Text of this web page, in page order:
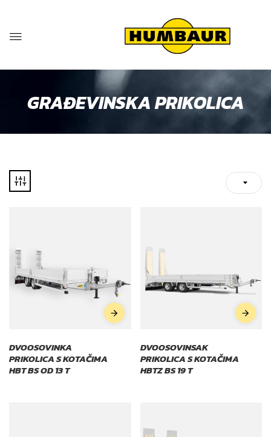
GRAĐEVINSKA PRIKOLICA
DVOOSOVINKA
PRIKOLICA S KOTAČIMA
HBT BS OD 13 T
DVOOSOVINSAK
PRIKOLICA S KOTAČIMA
HBTZ BS 19 T